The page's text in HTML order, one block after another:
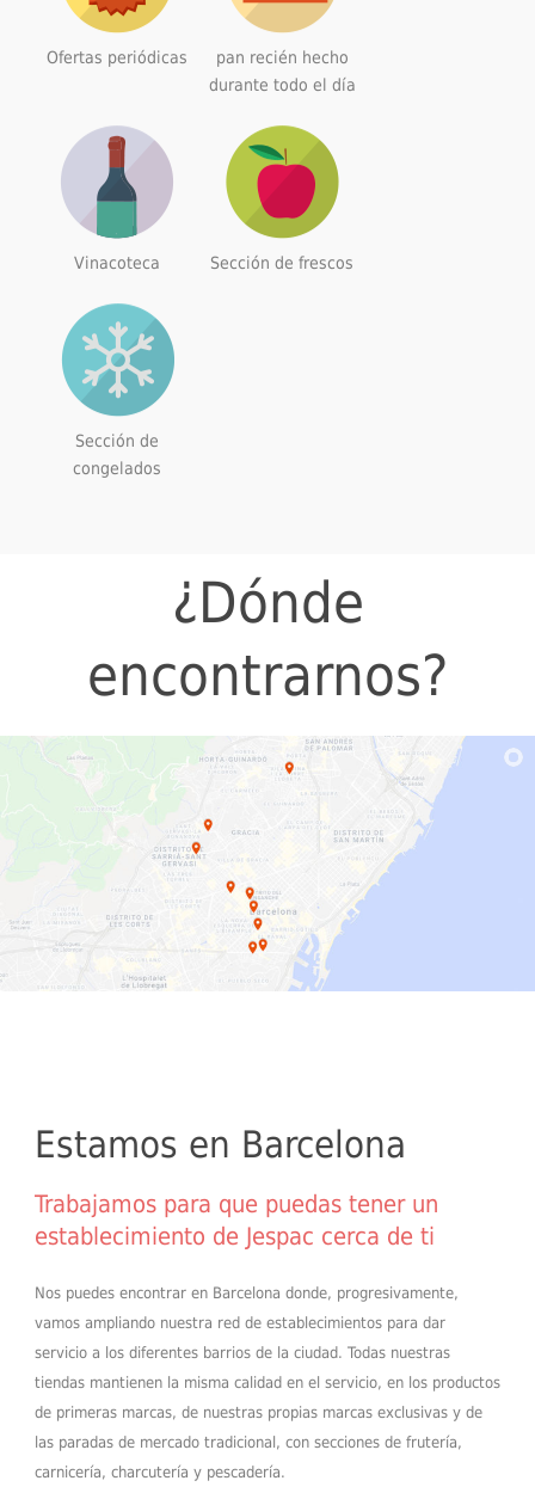
Ofertas periódicas
pan recién hecho
durante todo el día
Vinacoteca Sección de frescos
Sección de
congelados
¿Dónde
encontrarnos?
Estamos en Barcelona
Trabajamos para que puedas tener un
establecimiento de Jespac cerca de ti
Nos puedes encontrar en Barcelona donde, progresivamente,
vamos ampliando nuestra red de establecimientos para dar
servicio a los diferentes barrios de la ciudad. Todas nuestras
tiendas mantienen la misma calidad en el servicio, en los productos
de primeras marcas, de nuestras propias marcas exclusivas y de
las paradas de mercado tradicional, con secciones de frutería,
carnicería, charcutería y pescadería.